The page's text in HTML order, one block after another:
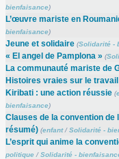
bienfaisance)
L’œuvre mariste en
bienfaisance)
Jeune et solidaire (Solidarité -
« El angel de Pamplona » (
La communauté mariste de
Histoires vraies sur le
Kiribati : une action réussie (
bienfaisance)
Clauses de la convention de
résumé) (enfant/Solidarité -
L’esprit qui anime la
politique/Solidarité -